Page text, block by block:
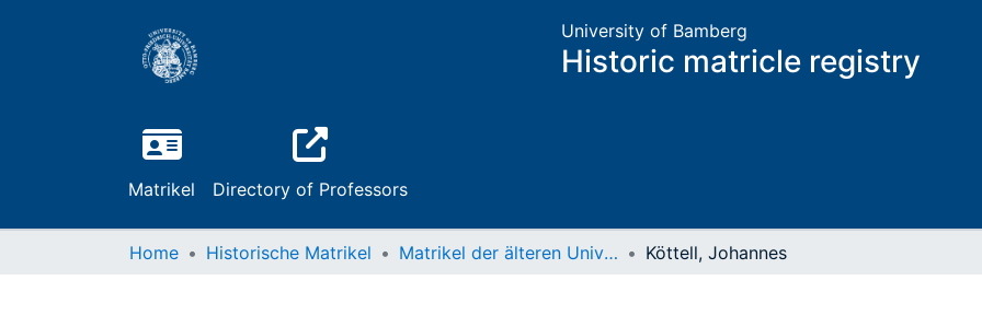
University of Bamberg
Historic matricle registry
Matrikel Directory of Professors
Home Historische Matrikel Matrikel der älteren Universität Köttell, Johannes